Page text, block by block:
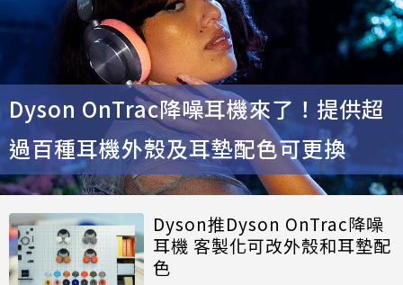
Dyson OnTrac降噪耳機來了！提供超
過百種耳機外殼及耳墊配色可更換
Dyson推Dyson OnTrac降噪
耳機 客製化可改外殼和耳墊配
色